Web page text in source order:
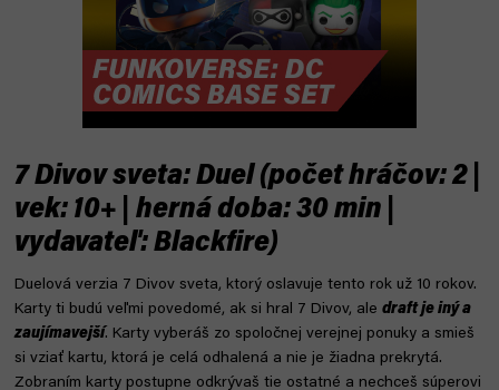
7 Divov sveta: Duel (počet hráčov: 2 |
vek: 10+ | herná doba: 30 min |
vydavateľ: Blackfire)
Duelová verzia 7 Divov sveta, ktorý oslavuje tento rok už 10 rokov.
Karty ti budú veľmi povedomé, ak si hral 7 Divov, ale draft je iný a
zaujímavejší. Karty vyberáš zo spoločnej verejnej ponuky a smieš
si vziať kartu, ktorá je celá odhalená a nie je žiadna prekrytá.
Zobraním karty postupne odkrývaš tie ostatné a nechceš súperovi